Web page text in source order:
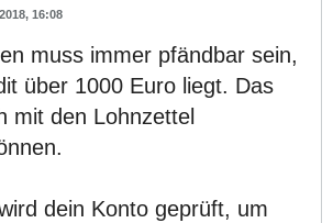
16:08
muss immer pfändbar sein,
über 1000 Euro liegt. Das
mit den Lohnzettel
dein Konto geprüft, um